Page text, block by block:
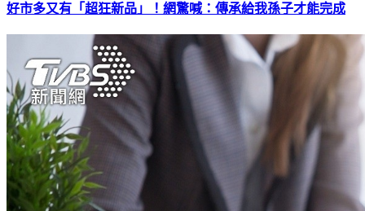
好市多又有「超狂新品」！網驚喊：傳承給我孫子才能完成